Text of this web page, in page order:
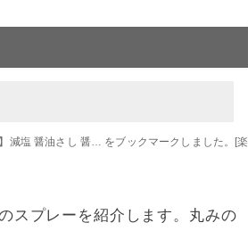
減塩 醤油さし 醤… をブックマークしました。[楽
スプレーを紹介します。丸みの